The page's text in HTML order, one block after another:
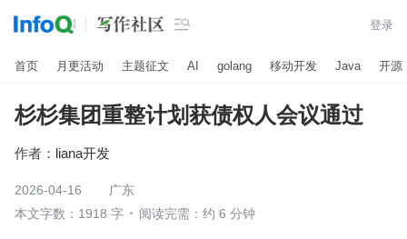
 登录
首页 月更活动 主题征文 AI golang 移动开发 Java 开源
杉杉集团重整计划获债权人会议通过
作者： liana开发
2026-04-16
广东
本文字数：1918 字
阅读完需：约 6 分钟